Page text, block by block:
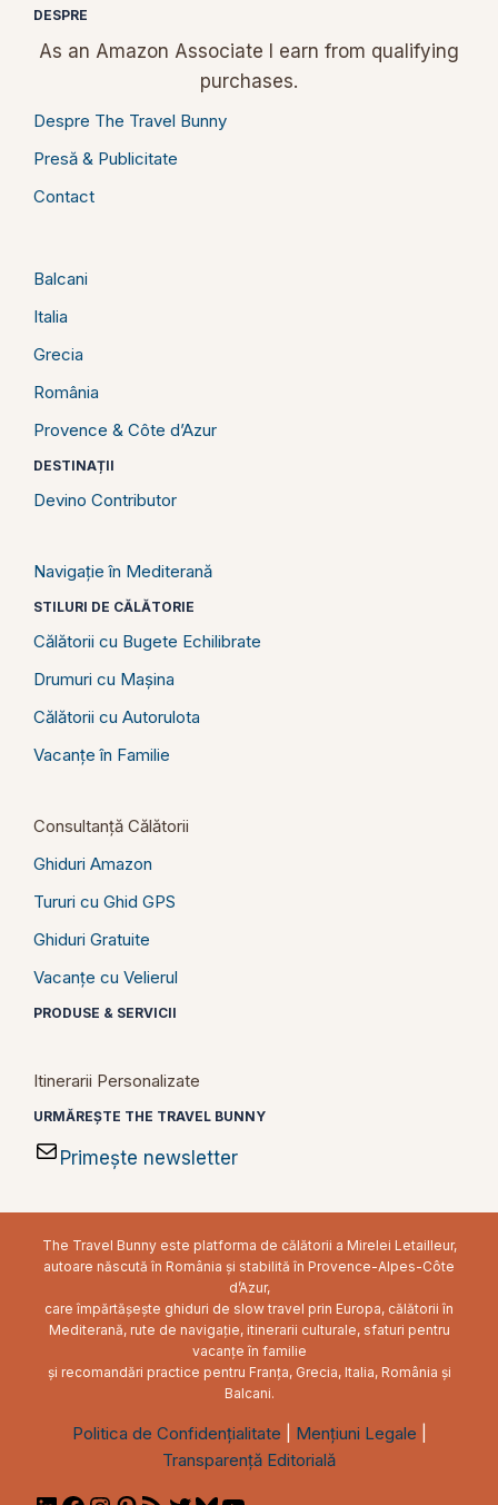
DESPRE
As an Amazon Associate I earn from qualifying
purchases.
Despre The Travel Bunny
Presă & Publicitate
Contact
Balcani
Italia
Grecia
România
Provence & Côte d’Azur
DESTINAȚII
Devino Contributor
Navigație în Mediterană
STILURI DE CĂLĂTORIE
Călătorii cu Bugete Echilibrate
Drumuri cu Mașina
Călătorii cu Autorulota
Vacanțe în Familie
Consultanță Călătorii
Ghiduri Amazon
Tururi cu Ghid GPS
Ghiduri Gratuite
Vacanțe cu Velierul
PRODUSE & SERVICII
Itinerarii Personalizate
URMĂREȘTE THE TRAVEL BUNNY
Primește newsletter
The Travel Bunny este platforma de călătorii a Mirelei Letailleur,
autoare născută în România și stabilită în Provence-Alpes-Côte
d’Azur,
care împărtășește ghiduri de slow travel prin Europa, călătorii în
Mediterană, rute de navigație, itinerarii culturale, sfaturi pentru
vacanțe în familie
și recomandări practice pentru Franța, Grecia, Italia, România și
Balcani.
Politica de Confidențialitate Mențiuni Legale
Transparență Editorială